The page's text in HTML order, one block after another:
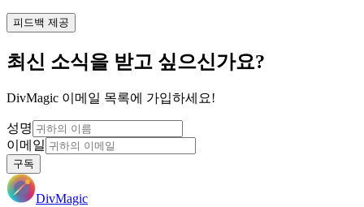
피드백 제공
최신 소식을 받고 싶으신가요?
DivMagic 이메일 목록에 가입하세요!
성명
이메일
구독
DivMagic